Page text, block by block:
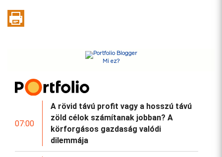
Mi ez?
07:00
A rövid távú profit vagy a hosszú távú
zöld célok számítanak jobban? A
körforgásos gazdaság valódi
dilemmája